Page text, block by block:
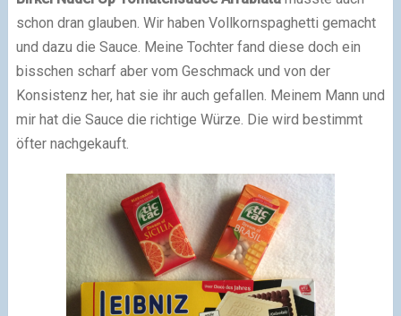
schon dran glauben. Wir haben Vollkornspaghetti gemacht
und dazu die Sauce. Meine Tochter fand diese doch ein
bisschen scharf aber vom Geschmack und von der
Konsistenz her, hat sie ihr auch gefallen. Meinem Mann und
mir hat die Sauce die richtige Würze. Die wird bestimmt
öfter nachgekauft.